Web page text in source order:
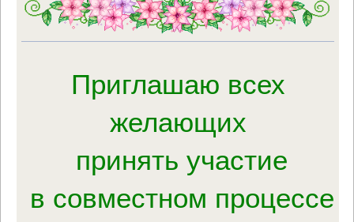
Приглашаю всех
желающих
принять участие
в совместном процессе